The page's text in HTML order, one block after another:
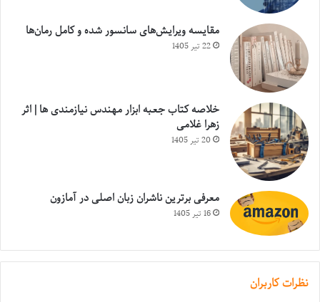
مقایسه ویرایش‌های سانسور شده و کامل رمان‌ها
22 تیر 1405
خلاصه کتاب جعبه ابزار مهندس نیازمندی ها | اثر
زهرا غلامی
20 تیر 1405
معرفی برترین ناشران زبان اصلی در آمازون
16 تیر 1405
نظرات کاربران